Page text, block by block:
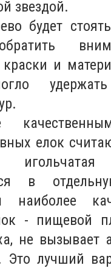
звездой.
будет
краски и
елок
игольчатая
в
наиболее
- пищевой
не вызывает
Это лучший